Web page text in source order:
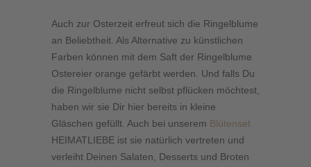
Auch zur Osterzeit erfreut sich die Ringelblume
an Beliebtheit. Als Alternative zu künstlichen
Farben können mit dem Saft der Ringelblume
Ostereier orange gefärbt werden. Und falls Du
die Ringelblume nicht selbst pflücken möchtest,
haben wir sie Dir hier bereits in kleine
Gläschen gefüllt. Auch bei unserem Blütenset
HEIMATLIEBE ist sie natürlich vertreten und
verleiht Deinen Salaten, Desserts und Broten